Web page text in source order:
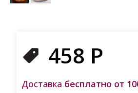
Доставка бесплатно от
458 Р